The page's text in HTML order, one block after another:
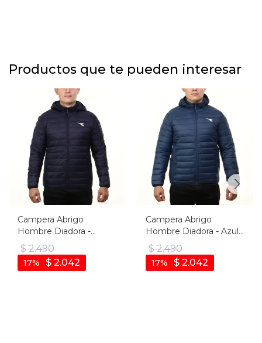
Productos que te pueden interesar
Campera Abrigo
Hombre Diadora -
Marino
$ 2.490
$ 2.042
17
Campera Abrigo
Hombre Diadora - Azul
Oscuro
$ 2.490
$ 2.042
17